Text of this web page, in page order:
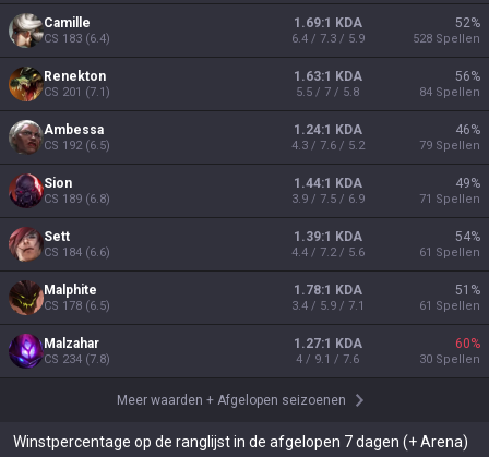
Camille
CS 183 (6.4)
1.69:1 KDA
6.4 / 7.3 / 5.9
52%
528 Spellen
Renekton
CS 201 (7.1)
1.63:1 KDA
5.5 / 7 / 5.8
56%
84 Spellen
Ambessa
CS 192(6.5)
1.24:1 KDA
4.3 / 7.6 / 5.2
46%
79 Spellen
Sion
CS 189 (6.8)
1.44:1 KDA
3.9 / 7.5 / 6.9
49%
71 Spellen
Sett
CS 184 (6.6)
1.39:1 KDA
4.4 / 7.2 / 5.6
54%
61 Spellen
Malphite
CS 178 (6.5)
1.78:1 KDA
3.4 / 5.9 / 7.1
51 %
61 Spellen
Malzahar
CS 234 (7.8)
1.27:1 KDA
4 / 9.1 / 7.6
60%
30 Spellen
Meer waarden + Afgelopen seizoenen
Winstpercentage op de ranglijst in de afgelopen 7 dagen (+ Arena)